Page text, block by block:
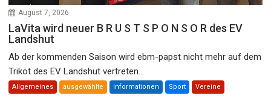
August 7, 2026
LaVita wird neuer B R U S T S P O N S O R des EV
Landshut
Ab der kommenden Saison wird ebm-papst nicht mehr auf dem
Trikot des EV Landshut vertreten...
Allgemeines ausgewählte Informationen Sport Vereine